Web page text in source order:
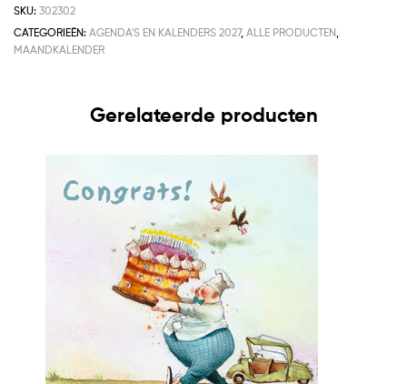
SKU: 302302
CATEGORIEËN: AGENDA'S EN KALENDERS 2027, ALLE PRODUCTEN
MAANDKALENDER
Gerelateerde producten